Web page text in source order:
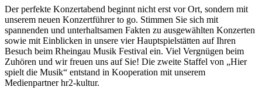
Der perfekte Konzertabend beginnt nicht erst vor Ort, sondern mit
unserem neuen Konzertführer to go. Stimmen Sie sich mit
spannenden und unterhaltsamen Fakten zu ausgewählten Konzerten
sowie mit Einblicken in unsere vier Hauptspielstätten auf Ihren
Besuch beim Rheingau Musik Festival ein. Viel Vergnügen beim
Zuhören und wir freuen uns auf Sie! Die zweite Staffel von „Hier
spielt die Musik“ entstand in Kooperation mit unserem
Medienpartner hr2-kultur.